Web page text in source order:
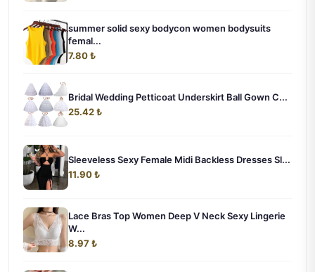
summer solid sexy bodycon women bodysuits
femal...
7.80 ₺
Bridal Wedding Petticoat Underskirt Ball Gown C...
25.42 ₺
Sleeveless Sexy Female Midi Backless Dresses Sl...
11.90 ₺
Lace Bras Top Women Deep V Neck Sexy Lingerie
W...
8.97 ₺